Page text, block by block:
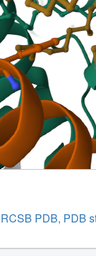
PDB, PDB